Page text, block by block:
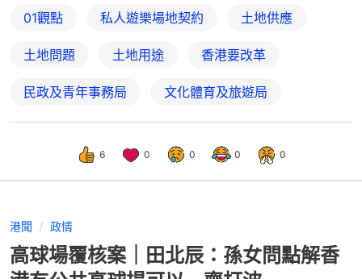
01觀點 私人遊樂場地契約 土地供應
土地問題 土地用途 香港要改革
民政及青年事務局 文化體育及旅遊局
6 0 0 0 0
港聞 政情
高球場覆核案｜田北辰：孫女問點解香